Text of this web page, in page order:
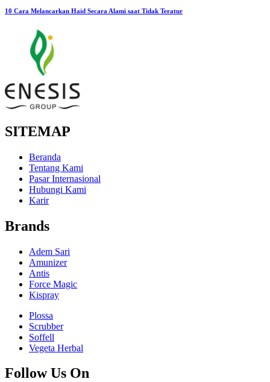
10 Cara Melancarkan Haid Secara Alami saat Tidak Teratur
SITEMAP
Beranda
Tentang Kami
Pasar Internasional
Hubungi Kami
Karir
Brands
Adem Sari
Amunizer
Antis
Force Magic
Kispray
Plossa
Scrubber
Soffell
Vegeta Herbal
Follow Us On